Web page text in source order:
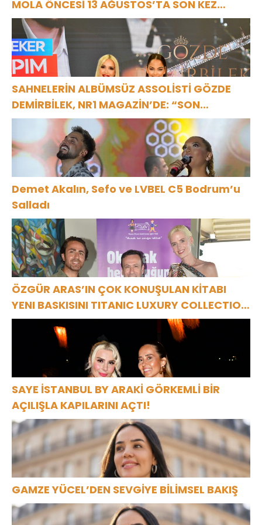
MOLA ÖNCESİ 13 AĞUSTOS’TA SON KEZ
HARBİYE’DE OLACAK!
SAHNELERİN ALBÜMSÜZ ASSOLİSTİ GÖZDE
DEMİRBİLEK, NR1 MAGAZİN’DE: “SON
ASSOLİST OLARAK VAR OLACAĞIM!”
Demet Akalın, Sefo ve LVBEL C5 Bodrum’u
Salladı
ÖZGÜR ARAS’IN ÇOK KONUŞULAN KİTABI
YENI BASKISINI TITANIC LUXURY COLLECTION
BODRUM’DA KUTLADI
SAYE İSTANBUL BY ARAKİ GÖRKEMLİ BİR
AÇILIŞLA KAPILARINI AÇTI!
GAMZE YÜCEL’DEN SEVGİYE BİLİMSEL BAKIŞ